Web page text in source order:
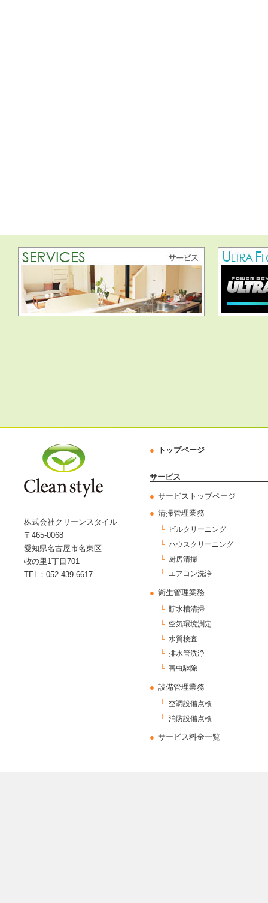
株式会社クリーンスタイル
〒465-0068
愛知県名古屋市名東区
牧の里1丁目701
TEL：052-439-6617
トップページ
サービス
サービストップページ
清掃管理業務
ビルクリーニング
ハウスクリーニング
厨房清掃
エアコン洗浄
衛生管理業務
貯水槽清掃
空気環境測定
水質検査
排水管洗浄
害虫駆除
設備管理業務
空調設備点検
消防設備点検
サービス料金一覧